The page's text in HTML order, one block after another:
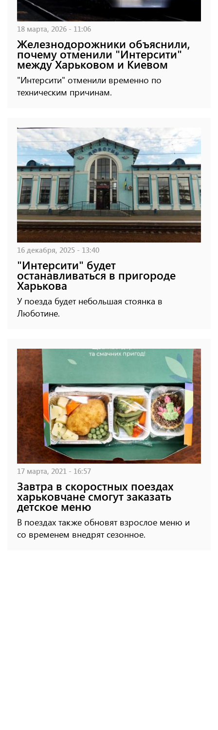
18 марта, 2026 - 11:06
Железнодорожники объяснили,
почему отменили "Интерсити"
между Харьковом и Киевом
"Интерсити" отменили временно по
техническим причинам.
16 декабря, 2025 - 13:40
"Интерсити" будет
останавливаться в пригороде
Харькова
У поезда будет небольшая стоянка в
Люботине.
17 марта, 2021 - 16:57
Завтра в скоростных поездах
харьковчане смогут заказать
детское меню
В поездах также обновят взрослое меню и
со временем внедрят сезонное.